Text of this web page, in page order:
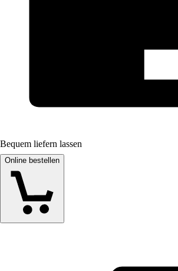
Bequem liefern lassen
Online bestellen